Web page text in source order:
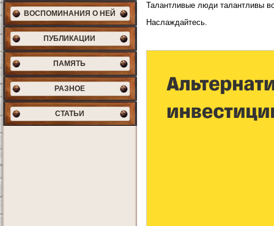
ВОСПОМИНАНИЯ О НЕЙ
ПУБЛИКАЦИИ
ПАМЯТЬ
РАЗНОЕ
СТАТЬИ
Талантливые люди талантливы
Наслаждайтесь.